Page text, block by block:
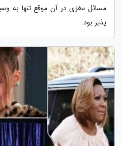
مسائل مغزی در آن موقع تنها به
پذیر بود.